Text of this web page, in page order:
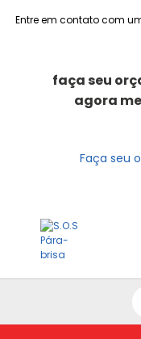
Entre em contato com
faça seu
agora
Faça seu